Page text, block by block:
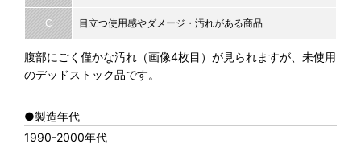
C 目立つ使用感やダメージ・汚れがある商品
腹部にごく僅かな汚れ（画像4枚目）が見られますが、未使用
のデッドストック品です。
●製造年代
1990-2000年代